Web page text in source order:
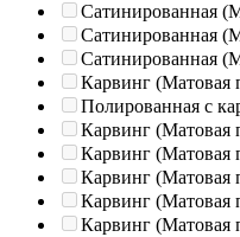
Сатинированная
Сатинированная
Сатинированная
Карвинг (Матовая
Полированная c
Карвинг (Матовая
Карвинг (Матовая
Карвинг (Матовая
Карвинг (Матовая
Карвинг (Матовая